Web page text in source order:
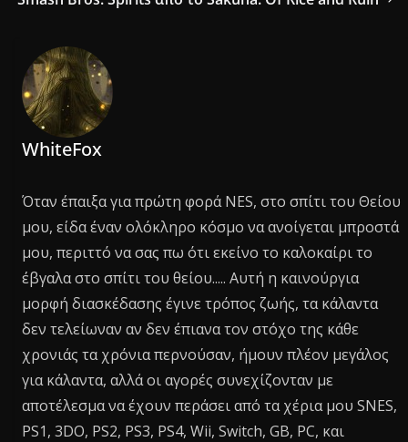
WhiteFox
Όταν έπαιξα για πρώτη φορά NES, στο σπίτι του Θείου
μου, είδα έναν ολόκληρο κόσμο να ανοίγεται μπροστά
μου, περιττό να σας πω ότι εκείνο το καλοκαίρι το
έβγαλα στο σπίτι του θείου..... Αυτή η καινούργια
μορφή διασκέδασης έγινε τρόπος ζωής, τα κάλαντα
δεν τελείωναν αν δεν έπιανα τον στόχο της κάθε
χρονιάς τα χρόνια περνούσαν, ήμουν πλέον μεγάλος
για κάλαντα, αλλά οι αγορές συνεχίζονταν με
αποτέλεσμα να έχουν περάσει από τα χέρια μου SNES,
PS1, 3DO, PS2, PS3, PS4, Wii, Switch, GB, PC, και